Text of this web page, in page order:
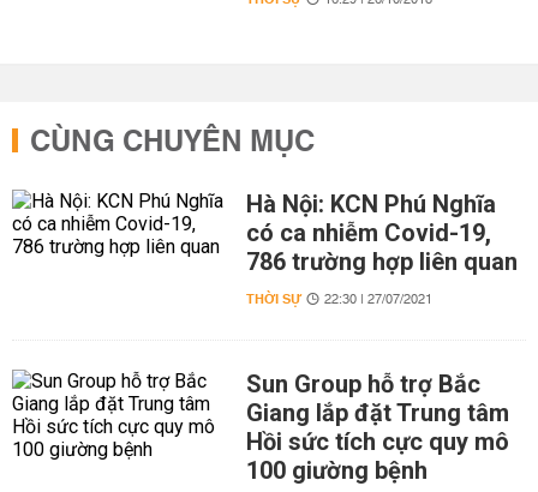
CÙNG CHUYÊN MỤC
Hà Nội: KCN Phú Nghĩa
có ca nhiễm Covid-19,
786 trường hợp liên quan
THỜI SỰ 22:30 | 27/07/2021
Sun Group hỗ trợ Bắc
Giang lắp đặt Trung tâm
Hồi sức tích cực quy mô
100 giường bệnh